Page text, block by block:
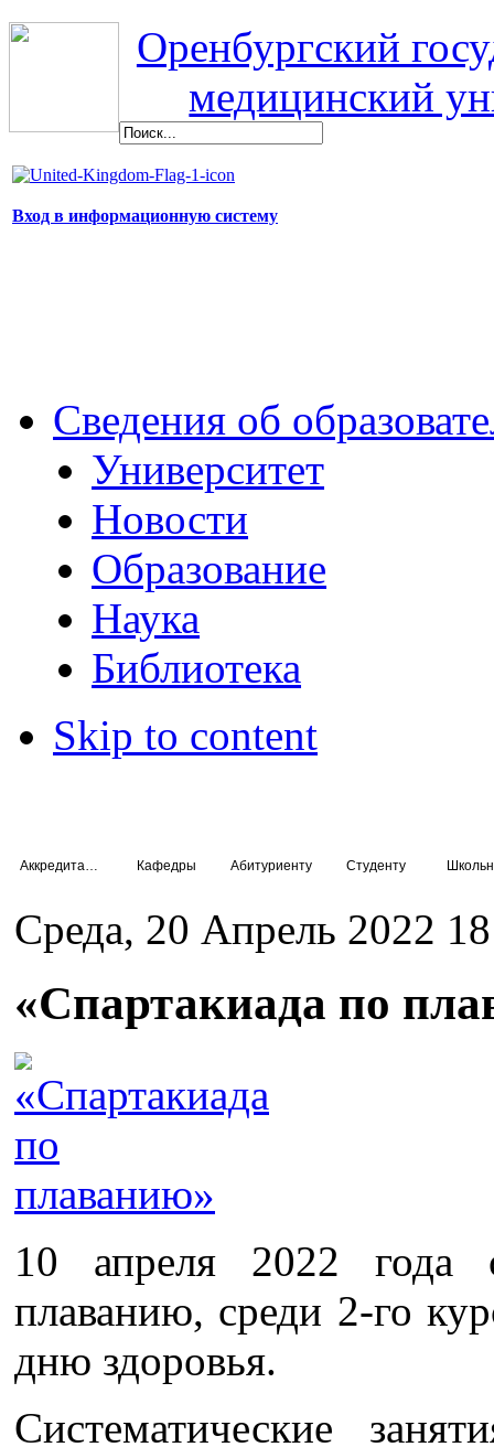
Оренбургский
медицинский
Вход в информационную систему
Сведения об
Университет
Новости
Образование
Наука
Библиотека
Skip to content
Кафедры Абитуриенту Студенту
Среда, 20 Апрель 2022
«Спартакиада по
10 апреля 2022 года
плаванию, среди 2-го
дню здоровья.
Систематические